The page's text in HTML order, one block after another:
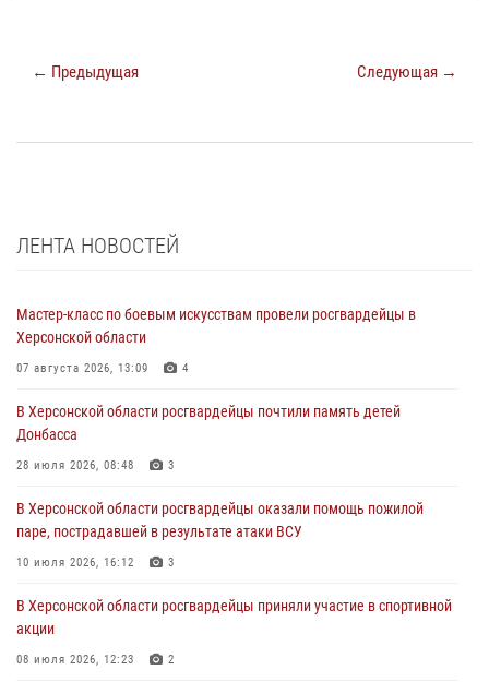
← Предыдущая Следующая →
ЛЕНТА НОВОСТЕЙ
Мастер-класс по боевым искусствам провели росгвардейцы в
Херсонской области
07 августа 2026, 13:09 4
В Херсонской области росгвардейцы почтили память детей
Донбасса
28 июля 2026, 08:48 3
В Херсонской области росгвардейцы оказали помощь пожилой
паре, пострадавшей в результате атаки ВСУ
10 июля 2026, 16:12 3
В Херсонской области росгвардейцы приняли участие в спортивной
акции
08 июля 2026, 12:23 2